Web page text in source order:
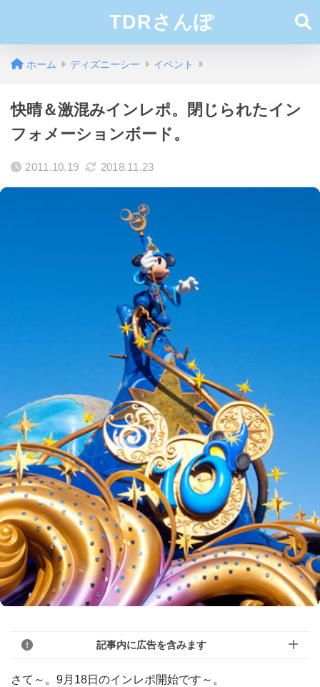
TDRさんぽ
ホーム ディズニーシー イベント
快晴＆激混みインレポ。閉じられたイン
フォメーションボード。
2011.10.19 2018.11.23
記事内に広告を含みます
さて～。9月18日のインレポ開始です～。